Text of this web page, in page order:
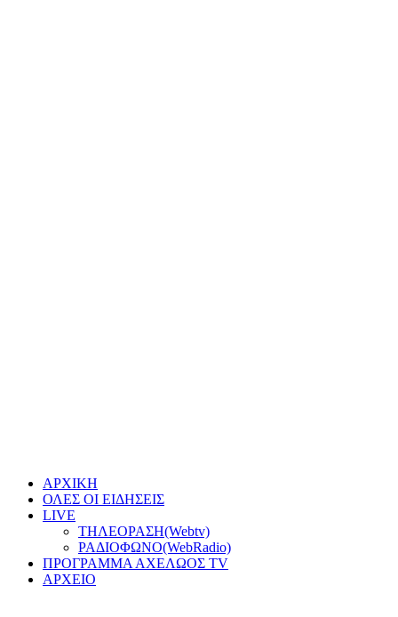
ΑΡΧΙΚΗ
ΟΛΕΣ ΟΙ ΕΙΔΗΣΕΙΣ
LIVE
ΤΗΛΕΟΡΑΣΗ(Webtv)
ΡΑΔΙΟΦΩΝΟ(WebRadio)
ΠΡΟΓΡΑΜΜΑ ΑΧΕΛΩΟΣ TV
ΑΡΧΕΙΟ